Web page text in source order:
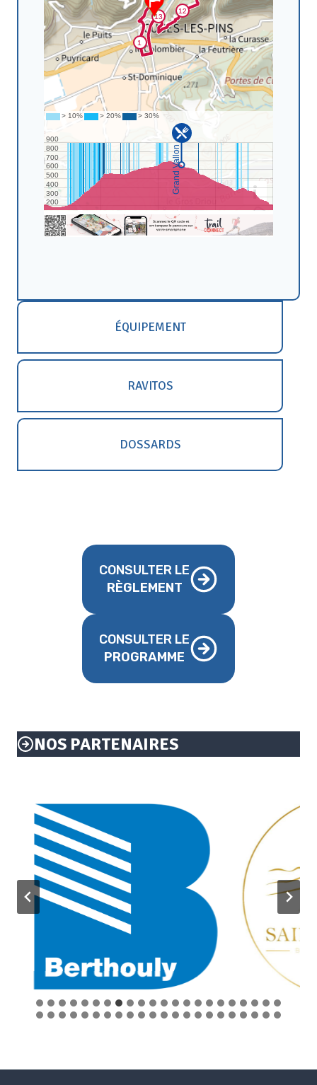
ÉQUIPEMENT
RAVITOS
DOSSARDS
CONSULTER LE
RÈGLEMENT
CONSULTER LE
PROGRAMME
NOS PARTENAIRES